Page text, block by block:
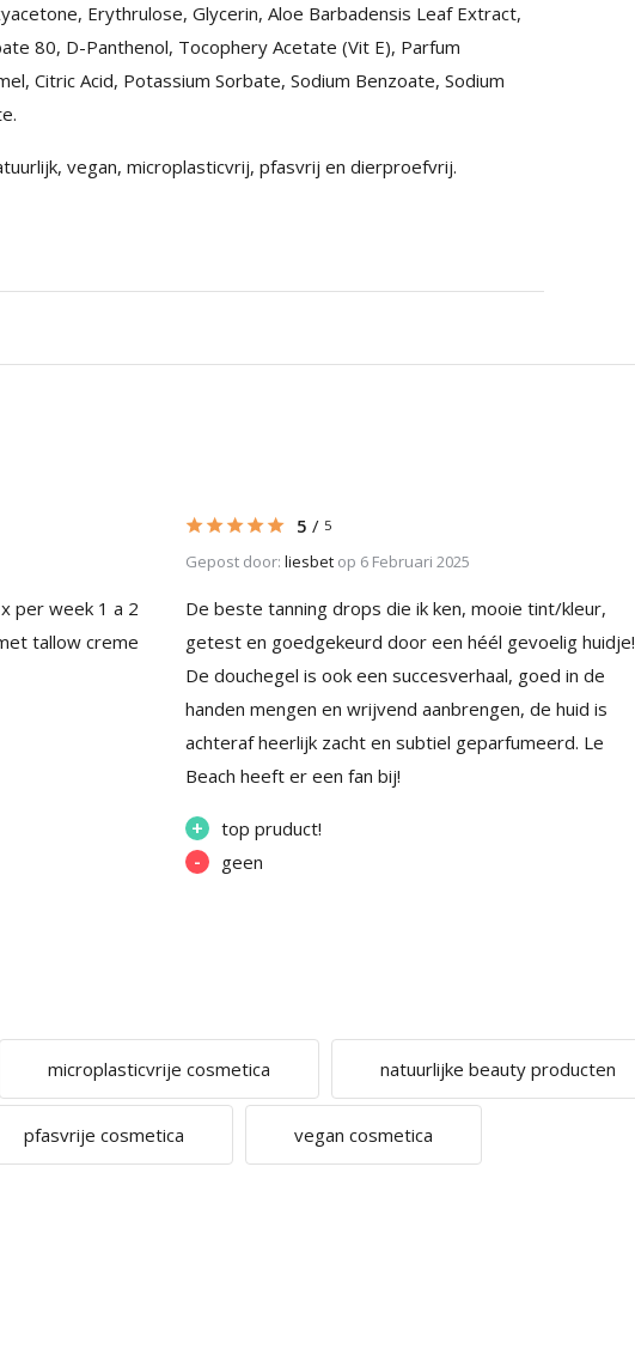
Erythrulose, Glycerin, Aloe Barbadensis Leaf Extract,
80, D-Panthenol, Tocophery Acetate (Vit E), Parfum
Citric Acid, Potassium Sorbate, Sodium Benzoate, Sodium
vegan, microplasticvrij, pfasvrij en dierproefvrij.
per week 1 a 2
tallow creme
5 / 5
Gepost door: liesbetop 6 Februari 2025
De beste tanning drops die ik ken, mooie tint/kleur,
getest en goedgekeurd door een héél gevoelig huidje!
De douchegel is ook een succesverhaal, goed in de
handen mengen en wrijvend aanbrengen, de huid is
achteraf heerlijk zacht en subtiel geparfumeerd. Le
Beach heeft er een fan bij!
+ top pruduct!
- geen
microplasticvrije cosmetica natuurlijke beauty producten
pfasvrije cosmetica vegan cosmetica